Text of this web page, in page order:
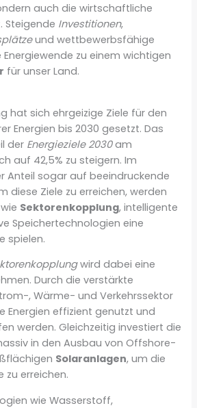
auch die wirtschaftliche
Steigende Investitionen,
und wettbewerbsfähige
zu einem wichtigen
für unser Land.
hat sich ehrgeizige Ziele für den
Energien bis 2030 gesetzt. Das
der Energieziele 2030am
auf 42,5% zu steigern. Im
Anteil sogar auf beeindruckende
diese Ziele zu erreichen, werden
wie Sektorenkopplung, intelligente
Speichertechnologien eine
spielen.
wird dabei eine
Durch die verstärkte
, Wärme- und Verkehrssektor
Energien effizient genutzt und
werden. Gleichzeitig investiert die
in den Ausbau von Offshore-
Solaranlagen, um die
zu erreichen.
wie Wasserstoff,